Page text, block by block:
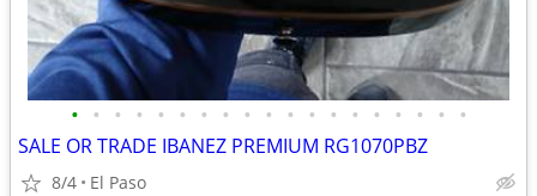
• • • • • • • • • • • • • • • • • • •
SALE OR TRADE IBANEZ PREMIUM RG1070PBZ
8/4 El Paso